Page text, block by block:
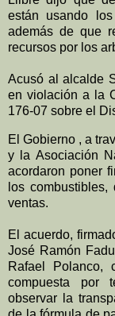
están usando
además de que
recursos por los
Acusó al alcalde
en violación a la
176-07 sobre el
El Gobierno , a
y la Asociación
acordaron poner
los
ventas.
El acuerdo,
José Ramón
Rafael Polanco,
compuesta por
observar la